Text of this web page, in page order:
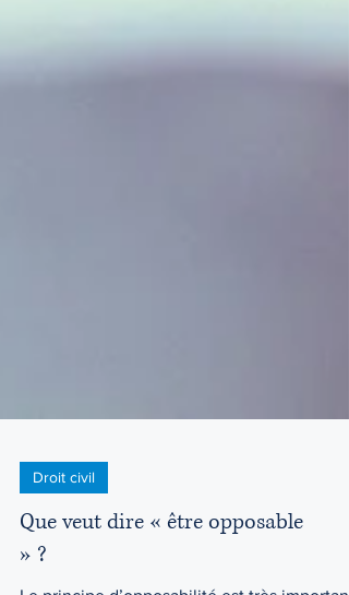
Que veut dire « être opposable
» ?